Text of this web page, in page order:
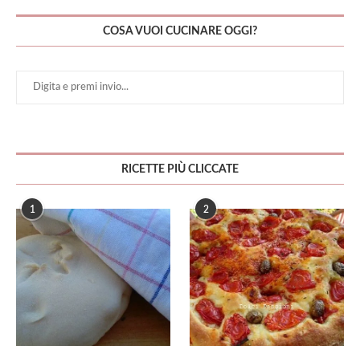
COSA VUOI CUCINARE OGGI?
RICETTE PIÙ CLICCATE
1 2